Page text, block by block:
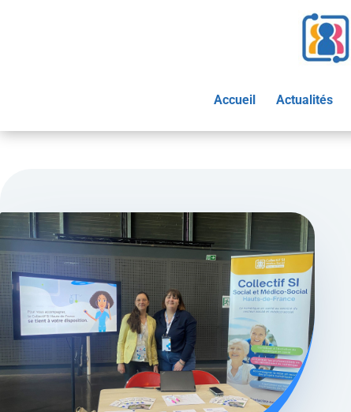
Accueil Actualités